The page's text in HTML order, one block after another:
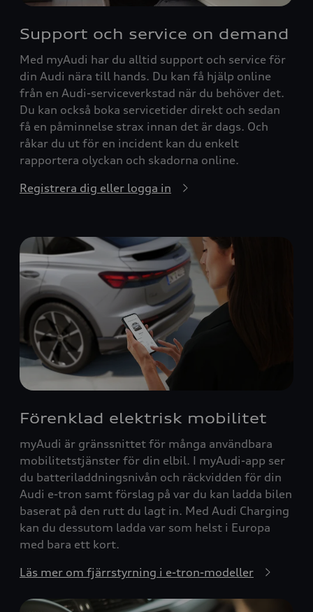
Support och service on demand
Med myAudi har du alltid support och service för
din Audi nära till hands. Du kan få hjälp online
från en Audi-serviceverkstad när du behöver det.
Du kan också boka servicetider direkt och sedan
få en påminnelse strax innan det är dags. Och
råkar du ut för en incident kan du enkelt
rapportera olyckan och skadorna online.
Registrera dig eller logga in
Förenklad elektrisk mobilitet
myAudi är gränssnittet för många användbara
mobilitetstjänster för din elbil. I myAudi-app ser
du batteriladdningsnivån och räckvidden för din
Audi e-tron samt förslag på var du kan ladda bilen
baserat på den rutt du lagt in. Med Audi Charging
kan du dessutom ladda var som helst i Europa
med bara ett kort.
Läs mer om fjärrstyrning i e-tron-modeller